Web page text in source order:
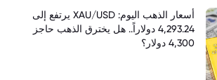
أسعار الذهب اليوم: XAU/USD يرتفع إلى
4,293.24 دولاراً.. هل يخترق الذهب حاجز
4,300 دولار؟